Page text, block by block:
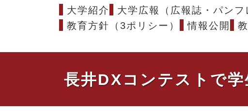
大学紹介 大学広報（広報誌・パンフ
教育方針（3ポリシー）
情報公開
長井DXコンテストで